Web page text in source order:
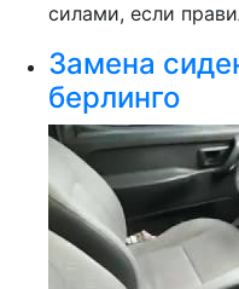
силами, если
Замена
берлинго